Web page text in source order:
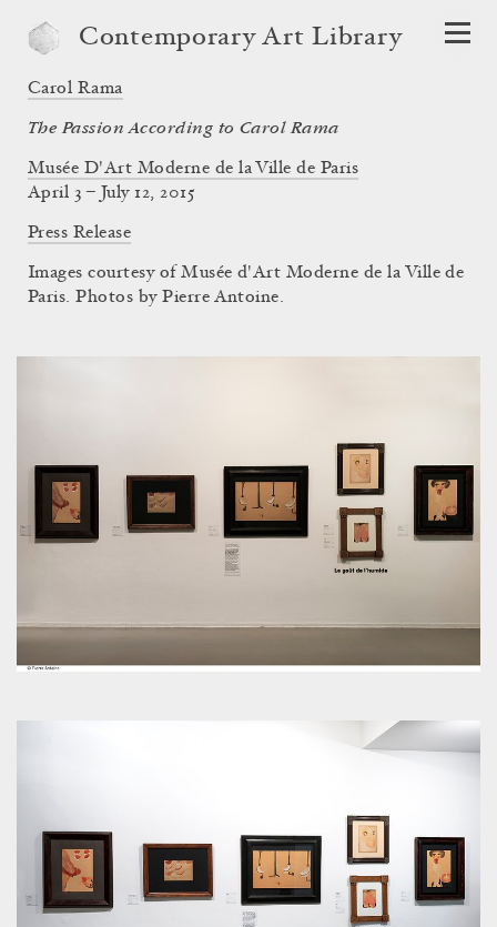
Contemporary Art Library
Carol Rama
The Passion According to Carol Rama
Musée D'Art Moderne de la Ville de Paris
April 3 – July 12, 2015
Press Release
Images courtesy of Musée d'Art Moderne de la Ville de
Paris. Photos by Pierre Antoine.